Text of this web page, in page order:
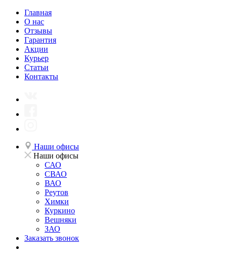
Главная
О нас
Отзывы
Гарантия
Акции
Курьер
Статьи
Контакты
Наши офисы
Наши офисы
САО
СВАО
ВАО
Реутов
Химки
Куркино
Вешняки
ЗАО
Заказать звонок